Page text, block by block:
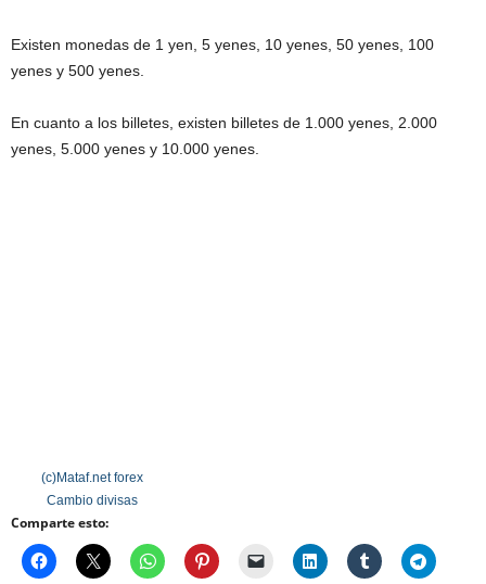
Existen monedas de 1 yen, 5 yenes, 10 yenes, 50 yenes, 100
yenes y 500 yenes.
En cuanto a los billetes, existen billetes de 1.000 yenes, 2.000
yenes, 5.000 yenes y 10.000 yenes.
(c)Mataf.netforex
Cambio divisas
Comparte esto: